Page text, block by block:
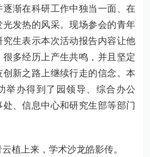
逐渐在科研工作中独当一面、在
光发热的风采。现场参会的青年
究生表示本次活动报告内容让他
多经历上产生共鸣，并且坚定
创新之路上继续行走的信念。本
举办得到了园领导、综合办公
、信息中心和研究生部等部门
植上来，学术沙龙皓影传。